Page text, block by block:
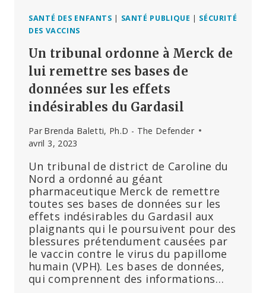
TRIBUNAL
VACCINS
SANTÉ DES ENFANTS | SANTÉ PUBLIQUE | SÉCURITÉ
DES VACCINS
Un tribunal ordonne à Merck de
lui remettre ses bases de
données sur les effets
indésirables du Gardasil
Par Brenda Baletti, Ph.D - The Defender
avril 3, 2023
Un tribunal de district de Caroline du
Nord a ordonné au géant
pharmaceutique Merck de remettre
toutes ses bases de données sur les
effets indésirables du Gardasil aux
plaignants qui le poursuivent pour des
blessures prétendument causées par
le vaccin contre le virus du papillome
humain (VPH). Les bases de données,
qui comprennent des informations…